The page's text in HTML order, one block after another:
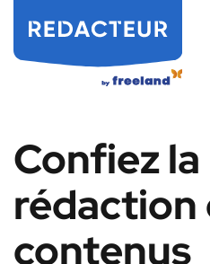
Confiez la
rédaction
contenus